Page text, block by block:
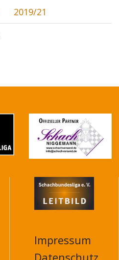
2019/21
Impressum